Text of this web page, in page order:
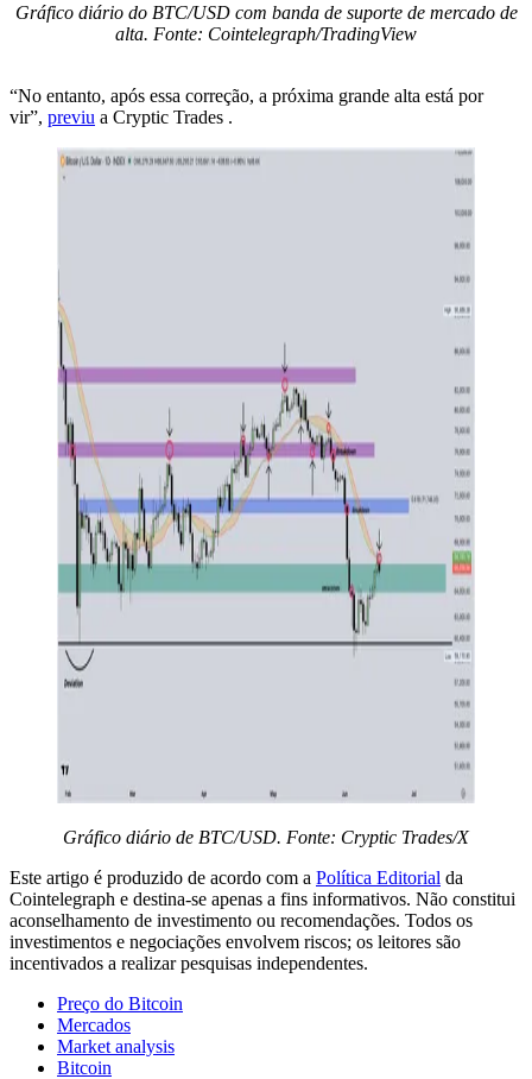
Gráfico diário do BTC/USD com banda de suporte de mercado de
alta. Fonte: Cointelegraph/TradingView
“No entanto, após essa correção, a próxima grande alta está por
vir”, previu a Cryptic Trades .
Gráfico diário de BTC/USD. Fonte: Cryptic Trades/X
Este artigo é produzido de acordo com a Política Editorial da
Cointelegraph e destina-se apenas a fins informativos. Não constitui
aconselhamento de investimento ou recomendações. Todos os
investimentos e negociações envolvem riscos; os leitores são
incentivados a realizar pesquisas independentes.
Preço do Bitcoin
Mercados
Market analysis
Bitcoin